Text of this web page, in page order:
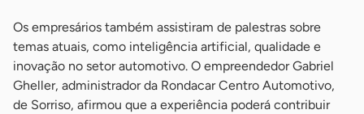
Os empresários também assistiram de palestras sobre
temas atuais, como inteligência artificial, qualidade e
inovação no setor automotivo. O empreendedor Gabriel
Gheller, administrador da Rondacar Centro Automotivo,
de Sorriso, afirmou que a experiência poderá contribuir